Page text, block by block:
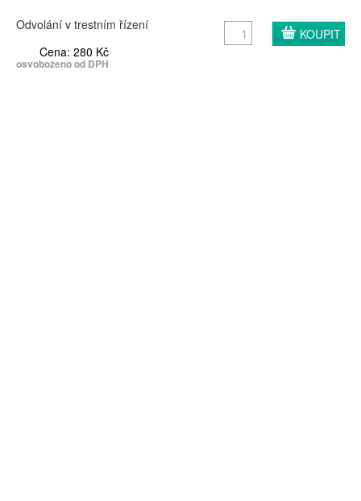
Odvolání v trestním řízení
Cena: 280 Kč
osvobozeno od DPH